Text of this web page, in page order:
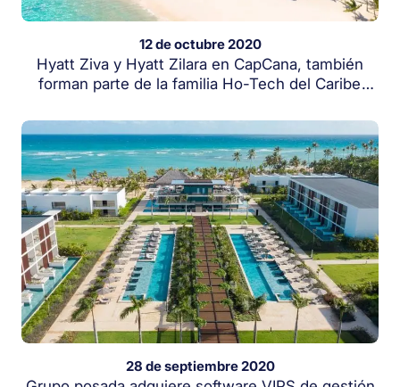
12 de octubre 2020
Hyatt Ziva y Hyatt Zilara en CapCana, también
forman parte de la familia Ho-Tech del Caribe
28 de septiembre 2020